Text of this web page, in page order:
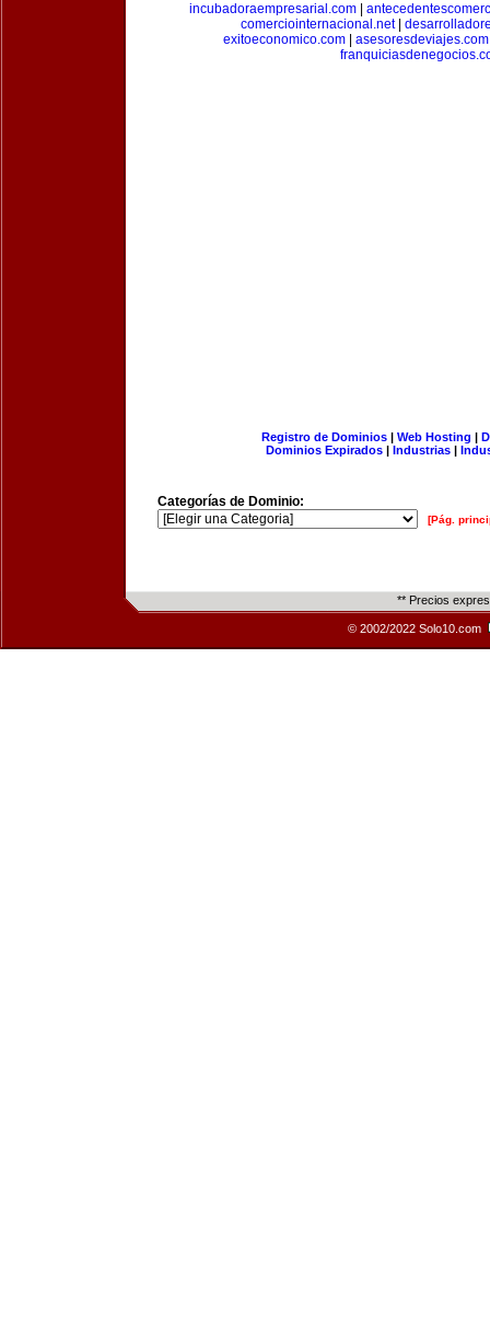
incubadoraempresarial.com
comerciointernacional.net|
exitoeconomico.com| asesoresdeviajes.com
Registro de Dominios| Web Hosting |
Dominios Expirados | Industrias |
Categorías de Dominio:
[Pág.
** Precios
© 2002/2022 Solo10.com